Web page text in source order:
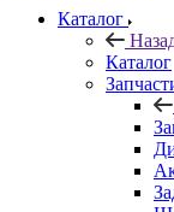
Каталог
Каталог